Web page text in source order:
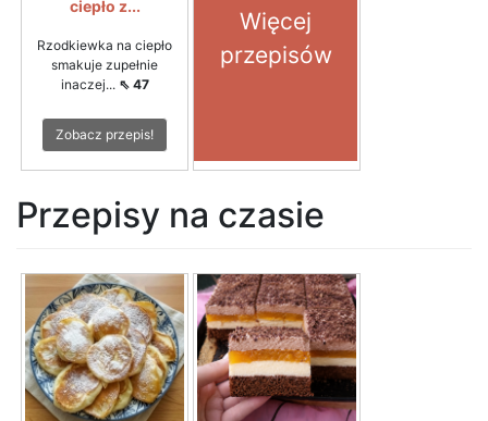
ciepło z...
Rzodkiewka na ciepło
smakuje zupełnie
inaczej... ⇖ 47
Zobacz przepis!
Więcej
przepisów
Przepisy na czasie